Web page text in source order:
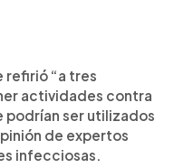
refirió “a tres
actividades contra
podrían ser utilizados
de expertos
infecciosas.